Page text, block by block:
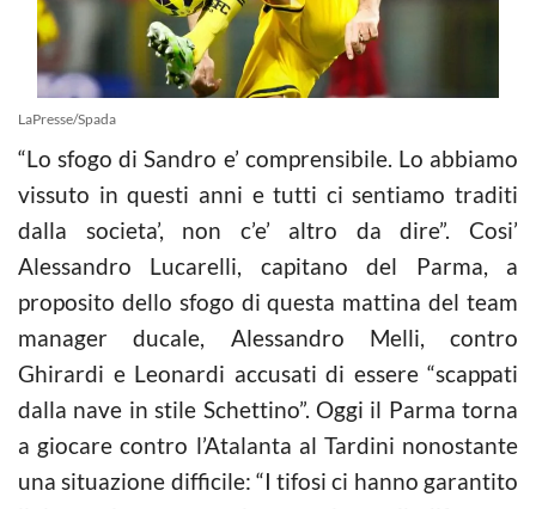
LaPresse/Spada
“Lo sfogo di Sandro e’ comprensibile. Lo abbiamo
vissuto in questi anni e tutti ci sentiamo traditi
dalla societa’, non c’e’ altro da dire”. Cosi’
Alessandro Lucarelli, capitano del Parma, a
proposito dello sfogo di questa mattina del team
manager ducale, Alessandro Melli, contro
Ghirardi e Leonardi accusati di essere “scappati
dalla nave in stile Schettino”. Oggi il Parma torna
a giocare contro l’Atalanta al Tardini nonostante
una situazione difficile: “I tifosi ci hanno garantito